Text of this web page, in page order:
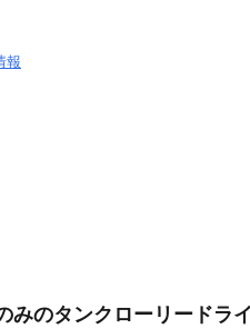
報
みのタンクローリードラ